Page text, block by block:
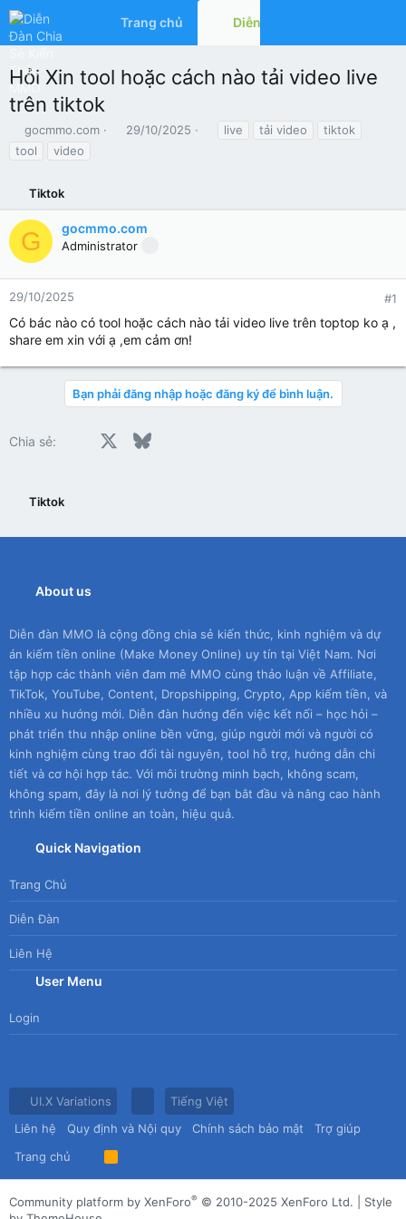
Trang chủ Diễn đàn
Hỏi Xin tool hoặc cách nào tải video live
trên tiktok
T
a
d
s
t
a
t
e
r
gocmmo.com
N
ử
i
29/10/2025
a
live tải video
tiktok
tool
video
Tiktok
G gocmmo.com
Administrator
29/10/2025 #1
Có bác nào có tool hoặc cách nào tải video live trên toptop ko ạ ,
share em xin với ạ ,em cảm ơn!
Bạn phải đăng nhập hoặc đăng ký để bình luận.
Chia sẻ: Facebook Bluesky
Tiktok
About us
Diễn đàn MMO là cộng đồng chia sẻ kiến thức, kinh nghiệm và dự
án kiếm tiền online (Make Money Online) uy tín tại Việt Nam. Nơi
tập hợp các thành viên đam mê MMO cùng thảo luận về Affiliate,
TikTok, YouTube, Content, Dropshipping, Crypto, App kiếm tiền, và
nhiều xu hướng mới. Diễn đàn hướng đến việc kết nối – học hỏi –
phát triển thu nhập online bền vững, giúp người mới và người có
kinh nghiệm cùng trao đổi tài nguyên, tool hỗ trợ, hướng dẫn chi
tiết và cơ hội hợp tác. Với môi trường minh bạch, không scam,
không spam, đây là nơi lý tưởng để bạn bắt đầu và nâng cao hành
trình kiếm tiền online an toàn, hiệu quả.
Quick Navigation
Trang Chủ
Diễn Đàn
Liên Hệ
User Menu
Login
UI.X Variations
Tiếng Việt
Liên hệ
Quy định và Nội quy Chính sách bảo mật
Trợ giúp
Trang chủ
R
S
S
Community platform by XenForo® © 2010-2025 XenForo Ltd.
Style